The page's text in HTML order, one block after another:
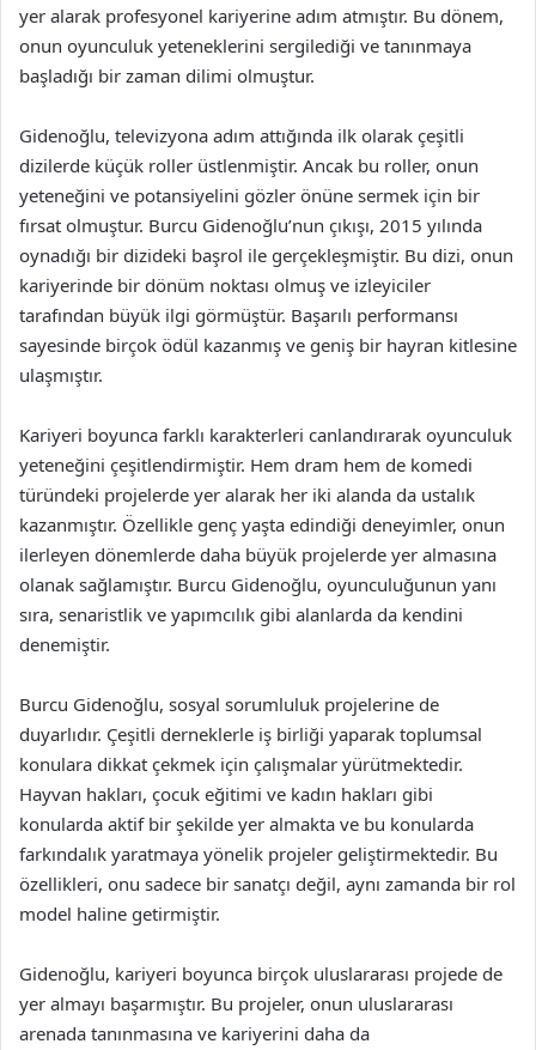
yer alarak profesyonel kariyerine adım atmıştır. Bu dönem,
onun oyunculuk yeteneklerini sergilediği ve tanınmaya
başladığı bir zaman dilimi olmuştur.
Gidenoğlu, televizyona adım attığında ilk olarak çeşitli
dizilerde küçük roller üstlenmiştir. Ancak bu roller, onun
yeteneğini ve potansiyelini gözler önüne sermek için bir
fırsat olmuştur. Burcu Gidenoğlu’nun çıkışı, 2015 yılında
oynadığı bir dizideki başrol ile gerçekleşmiştir. Bu dizi, onun
kariyerinde bir dönüm noktası olmuş ve izleyiciler
tarafından büyük ilgi görmüştür. Başarılı performansı
sayesinde birçok ödül kazanmış ve geniş bir hayran kitlesine
ulaşmıştır.
Kariyeri boyunca farklı karakterleri canlandırarak oyunculuk
yeteneğini çeşitlendirmiştir. Hem dram hem de komedi
türündeki projelerde yer alarak her iki alanda da ustalık
kazanmıştır. Özellikle genç yaşta edindiği deneyimler, onun
ilerleyen dönemlerde daha büyük projelerde yer almasına
olanak sağlamıştır. Burcu Gidenoğlu, oyunculuğunun yanı
sıra, senaristlik ve yapımcılık gibi alanlarda da kendini
denemiştir.
Burcu Gidenoğlu, sosyal sorumluluk projelerine de
duyarlıdır. Çeşitli derneklerle iş birliği yaparak toplumsal
konulara dikkat çekmek için çalışmalar yürütmektedir.
Hayvan hakları, çocuk eğitimi ve kadın hakları gibi
konularda aktif bir şekilde yer almakta ve bu konularda
farkındalık yaratmaya yönelik projeler geliştirmektedir. Bu
özellikleri, onu sadece bir sanatçı değil, aynı zamanda bir rol
model haline getirmiştir.
Gidenoğlu, kariyeri boyunca birçok uluslararası projede de
yer almayı başarmıştır. Bu projeler, onun uluslararası
arenada tanınmasına ve kariyerini daha da